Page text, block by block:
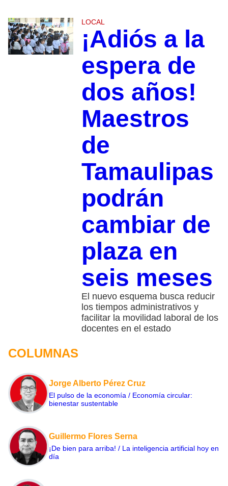
LOCAL
¡Adiós a la
espera de
dos años!
Maestros
de
Tamaulipas
podrán
cambiar de
plaza en
seis meses
El nuevo esquema busca reducir
los tiempos administrativos y
facilitar la movilidad laboral de los
docentes en el estado
COLUMNAS
Jorge Alberto Pérez Cruz
El pulso de la economía / Economía circular:
bienestar sustentable
Guillermo Flores Serna
¡De bien para arriba! / La inteligencia artificial hoy en
día